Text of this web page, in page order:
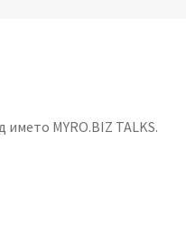
MYRO.BIZ TALKS.